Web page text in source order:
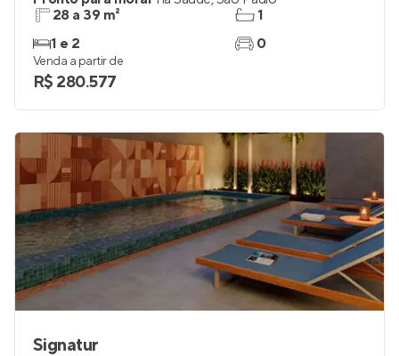
28 a 39 m²
1 e 2
1
0
Venda a partir de
R$ 280.577
Signatur